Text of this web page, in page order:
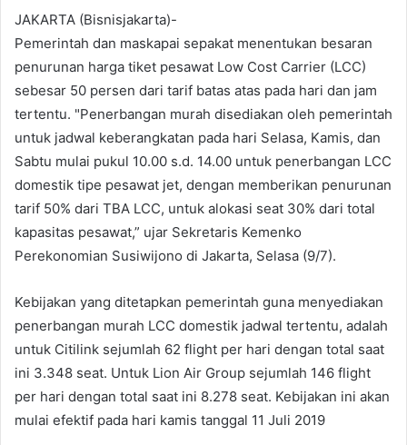
JAKARTA (Bisnisjakarta)-
Pemerintah dan maskapai sepakat menentukan besaran
penurunan harga tiket pesawat Low Cost Carrier (LCC)
sebesar 50 persen dari tarif batas atas pada hari dan jam
tertentu. "Penerbangan murah disediakan oleh pemerintah
untuk jadwal keberangkatan pada hari Selasa, Kamis, dan
Sabtu mulai pukul 10.00 s.d. 14.00 untuk penerbangan LCC
domestik tipe pesawat jet, dengan memberikan penurunan
tarif 50% dari TBA LCC, untuk alokasi seat 30% dari total
kapasitas pesawat,” ujar Sekretaris Kemenko
Perekonomian Susiwijono di Jakarta, Selasa (9/7).
Kebijakan yang ditetapkan pemerintah guna menyediakan
penerbangan murah LCC domestik jadwal tertentu, adalah
untuk Citilink sejumlah 62 flight per hari dengan total saat
ini 3.348 seat. Untuk Lion Air Group sejumlah 146 flight
per hari dengan total saat ini 8.278 seat. Kebijakan ini akan
mulai efektif pada hari kamis tanggal 11 Juli 2019